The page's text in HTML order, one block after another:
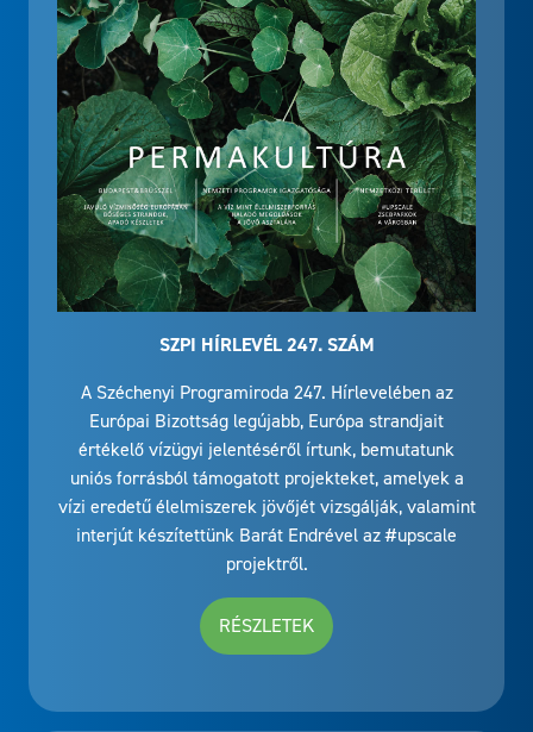
SZPI HÍRLEVÉL 247. SZÁM
A Széchenyi Programiroda 247. Hírlevelében az
Európai Bizottság legújabb, Európa strandjait
értékelő vízügyi jelentéséről írtunk, bemutatunk
uniós forrásból támogatott projekteket, amelyek a
vízi eredetű élelmiszerek jövőjét vizsgálják, valamint
interjút készítettünk Barát Endrével az #upscale
projektről.
RÉSZLETEK